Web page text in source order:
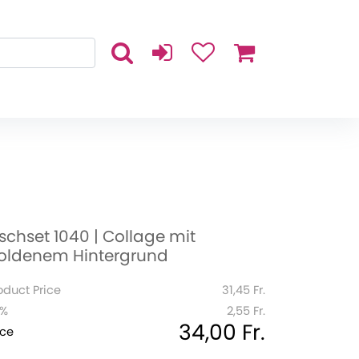
1040 | Collage mit
Hintergrund
Price
31,45 Fr.
2,55 Fr.
34,00 Fr.